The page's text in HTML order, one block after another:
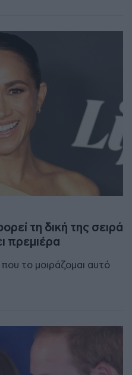
τη δική της σειρά
πρεμιέρα
το μοιράζομαι αυτό